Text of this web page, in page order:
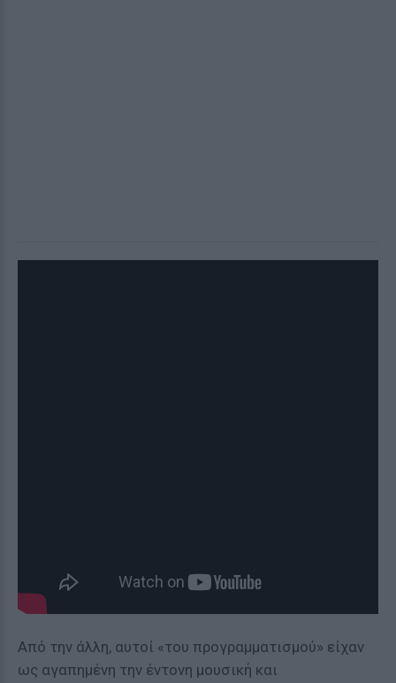
Από την άλλη, αυτοί «του προγραμματισμού» είχαν
ως αγαπημένη την έντονη μουσική και